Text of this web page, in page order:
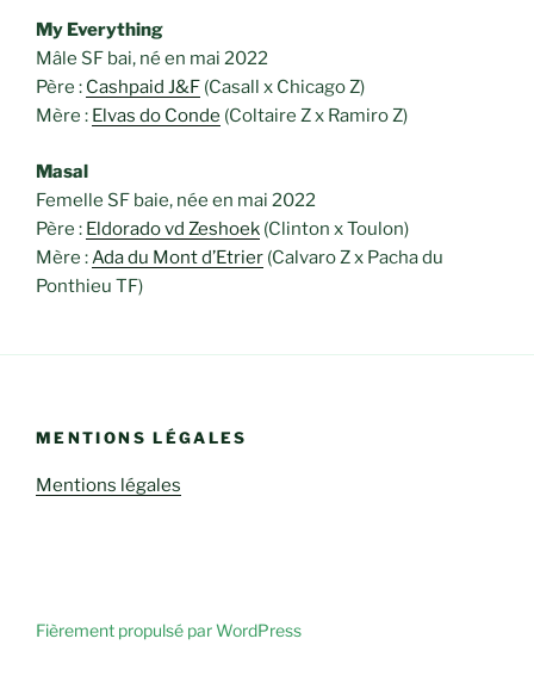
My Everything
Mâle SF bai, né en mai 2022
Père : Cashpaid J&F (Casall x Chicago Z)
Mère : Elvas do Conde (Coltaire Z x Ramiro Z)
Masal
Femelle SF baie, née en mai 2022
Père : Eldorado vd Zeshoek (Clinton x Toulon)
Mère : Ada du Mont d’Etrier (Calvaro Z x Pacha du
Ponthieu TF)
MENTIONS LÉGALES
Mentions légales
Fièrement propulsé par WordPress